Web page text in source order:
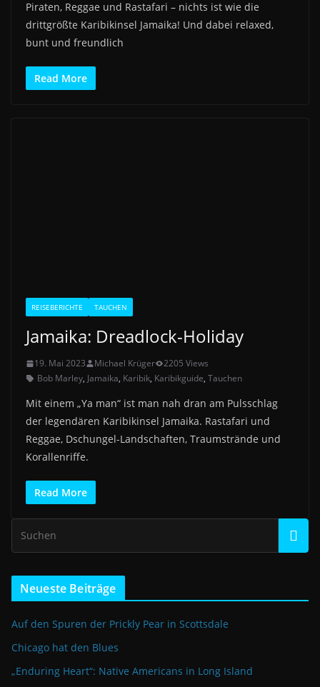
Piraten, Reggae und Rastafari – nichts ist wie die
drittgrößte Karibikinsel Jamaika! Und dabei relaxed,
bunt und freundlich
Read More
REISEBERICHTE TAUCHEN
Jamaika: Dreadlock-Holiday
19. Mai 2023 Michael Krüger
2205 Views
Bob Marley, Jamaika, Karibik, Karibikguide, Tauchen
Mit einem „Ya man“ ist man nah dran am Pulsschlag
der legendären Karibikinsel Jamaika. Rastafari und
Reggae, Dschungel-Landschaften, Traumstrände und
Korallenriffe.
Read More
Neueste Beiträge
Auf den Spuren der Prickly Pear in Scottsdale
Chicago hat den Blues
„Enduring Heart“: Native Americans in Long Island